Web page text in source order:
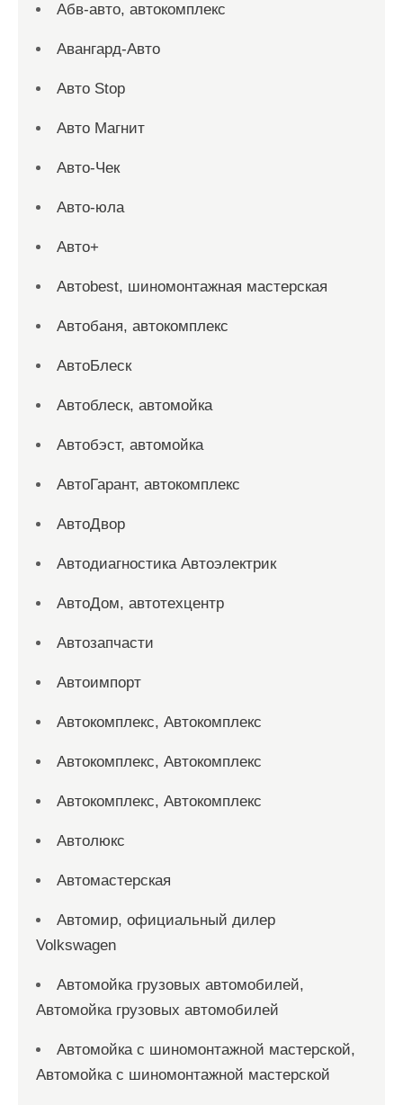
Абв-авто, автокомплекс
Авангард-Авто
Авто Stop
Авто Магнит
Авто-Чек
Авто-юла
Авто+
Автоbest, шиномонтажная мастерская
Автобаня, автокомплекс
АвтоБлеск
Автоблеск, автомойка
Автобэст, автомойка
АвтоГарант, автокомплекс
АвтоДвор
Автодиагностика Автоэлектрик
АвтоДом, автотехцентр
Автозапчасти
Автоимпорт
Автокомплекс, Автокомплекс
Автокомплекс, Автокомплекс
Автокомплекс, Автокомплекс
Автолюкс
Автомастерская
Автомир, официальный дилер
Volkswagen
Автомойка грузовых автомобилей,
Автомойка грузовых автомобилей
Автомойка с шиномонтажной мастерской,
Автомойка с шиномонтажной мастерской